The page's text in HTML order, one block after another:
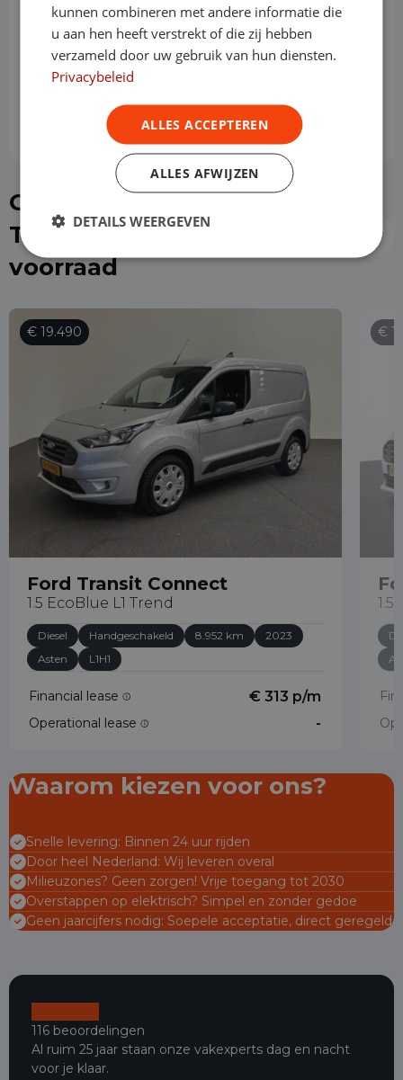
Slottermijn
€ 623,08
Of kies direct een Ford
Transit Connect uit de
voorraad
€ 19.490
Ford Transit Connect
1.5 EcoBlue L1 Trend
Diesel Handgeschakeld 8.952 km
2023
Asten
L1H1
Financial lease € 313 p/m
Operational lease -
€
1.5
Waarom kiezen voor ons?
Snelle levering: Binnen 24 uur rijden
Door heel Nederland: Wij leveren overal
Milieuzones? Geen zorgen! Vrije toegang tot 2030
Overstappen op elektrisch? Simpel en zonder gedoe
Geen jaarcijfers nodig: Soepele acceptatie, direct geregeld
116 beoordelingen
Al ruim 25 jaar staan onze vakexperts dag en nacht
voor je klaar.
kunnen combineren met andere informatie die
u aan hen heeft verstrekt of die zij hebben
verzameld door uw gebruik van hun diensten.
Privacybeleid
ALLES ACCEPTEREN
ALLES AFWIJZEN
DETAILS WEERGEVEN